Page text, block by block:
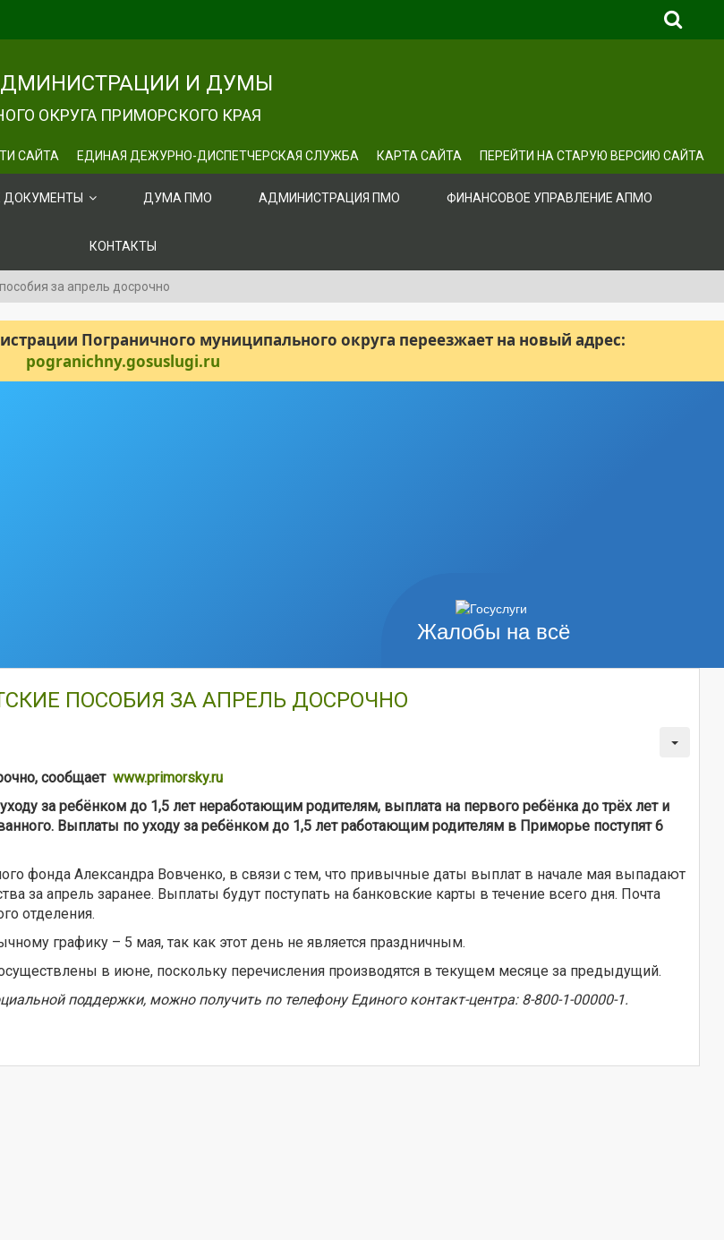
И ДУМЫ
ОКРУГА ПРИМОРСКОГО КРАЯ
САЙТА ЕДИНАЯ ДЕЖУРНО-ДИСПЕТЧЕРСКАЯ СЛУЖБА КАРТА САЙТА ПЕРЕЙТИ НА СТАРУЮ ВЕРСИЮ САЙТА
ДОКУМЕНТЫ ДУМА ПМО АДМИНИСТРАЦИЯ ПМО ФИНАНСОВОЕ УПРАВЛЕНИЕ АПМО
КОНТАКТЫ
за апрель досрочно
Пограничного муниципального округа переезжает на новый адрес:
pogranichny.gosuslugi.ru
Жалобы на всё
ПОСОБИЯ ЗА АПРЕЛЬ ДОСРОЧНО
сообщает www.primorsky.ru
за ребёнком до 1,5 лет неработающим родителям, выплата на первого ребёнка до трёх лет и
Выплаты по уходу за ребёнком до 1,5 лет работающим родителям в Приморье поступят 6
фонда Александра Вовченко, в связи с тем, что привычные даты выплат в начале мая выпадают
за апрель заранее. Выплаты будут поступать на банковские карты в течение всего дня. Почта
отделения.
графику – 5 мая, так как этот день не является праздничным.
в июне, поскольку перечисления производятся в текущем месяце за предыдущий.
поддержки, можно получить по телефону Единого контакт-центра: 8-800-1-00000-1.